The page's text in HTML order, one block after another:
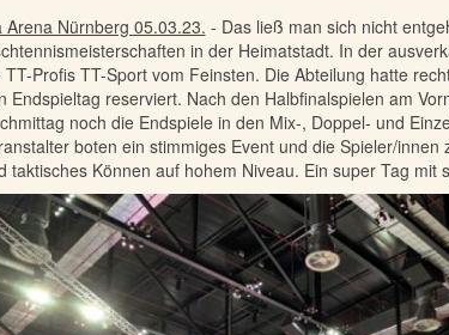
Arena Nürnberg 05.03.23. - Das ließ man sich nicht
in der Heimatstadt. In der
TT-Profis TT-Sport vom Feinsten. Die Abteilung hatte
Endspieltag reserviert. Nach den Halbfinalspielen am
noch die Endspiele in den Mix-, Doppel- und
boten ein stimmiges Event und die Spieler/innen
taktisches Können auf hohem Niveau. Ein super Tag mit